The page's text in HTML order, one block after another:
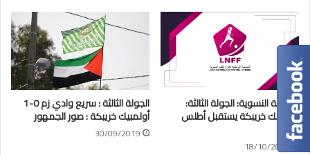
البطولة النسوية: الجولة الثالثة:
أولمبيك خريبكة يستقبل أطلس
تالوين
18/10/2023
الجولة الثالثة : سريع وادي زم 0-1
أولمبيك خريبكة : صور الجمهور
30/09/2019